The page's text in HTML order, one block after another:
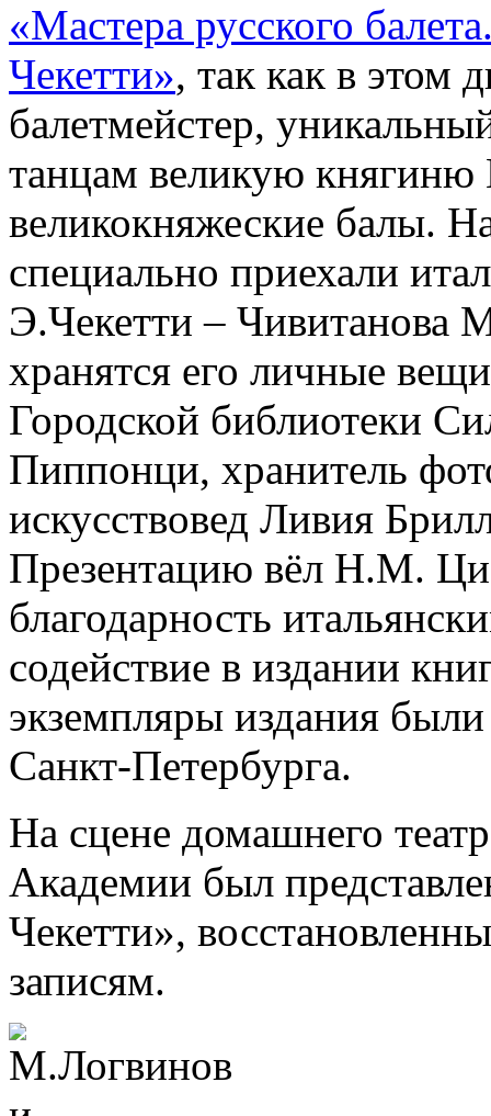
«Мастера русского
Чекетти», так как в этом
балетмейстер,
танцам великую
великокняжеские балы.
специально приехали
Э.Чекетти – Чивитанова
хранятся его личные
Городской библиотеки
Пиппонци, хранитель
искусствовед Ливия
Презентацию вёл Н.М.
благодарность
содействие в издании
экземпляры издания
Санкт-Петербурга.
На сцене домашнего
Академии был
Чекетти»,
записям.